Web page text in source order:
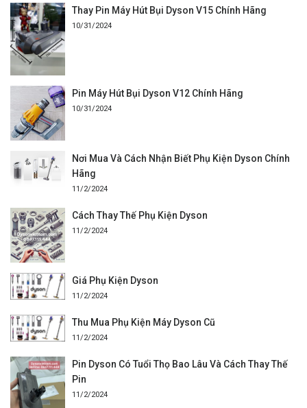
Thay Pin Máy Hút Bụi Dyson V15 Chính Hãng
10/31/2024
Pin Máy Hút Bụi Dyson V12 Chính Hãng
10/31/2024
Nơi Mua Và Cách Nhận Biết Phụ Kiện Dyson Chính
Hãng
11/2/2024
Cách Thay Thế Phụ Kiện Dyson
11/2/2024
Giá Phụ Kiện Dyson
11/2/2024
Thu Mua Phụ Kiện Máy Dyson Cũ
11/2/2024
Pin Dyson Có Tuổi Thọ Bao Lâu Và Cách Thay Thế
Pin
11/2/2024